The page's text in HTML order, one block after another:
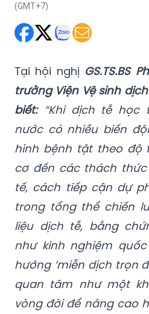
(GMT+7)
Tại hội nghị GS.TS.BS
trưởng Viện Vệ sinh
biết: “Khi dịch tễ
nước có nhiều biến
hình bệnh tật theo độ
cơ đến các thách
tế, cách tiếp cận dự
trong tổng thể chiến
liệu dịch tễ, bằng
như kinh nghiệm
hướng ‘miễn dịch trọn
quan tâm như một
vòng đời để nâng cao